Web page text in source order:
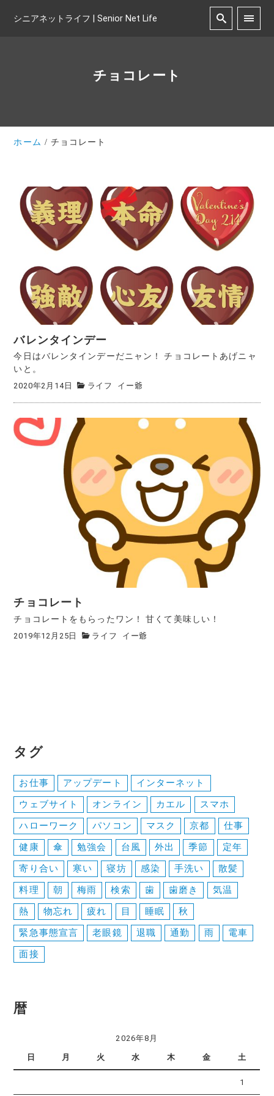
シニアネットライフ | Senior Net Life
チョコレート
ホーム チョコレート
バレンタインデー
今日はバレンタインデーだニャン！ チョコレートあげニャ
いと。
2020年2月14日 ライフ イー爺
チョコレート
チョコレートをもらったワン！ 甘くて美味しい！
2019年12月25日 ライフ イー爺
タグ
お仕事 アップデート
インターネット
ウェブサイト
オンライン カエル
スマホ
ハローワーク
パソコン マスク 京都
仕事
健康
傘 勉強会 台風 外出 季節
定年
寄り合い
寒い 寝坊 感染 手洗い
散髪
料理
朝 梅雨 検索 歯 歯磨き
気温
熱
物忘れ 疲れ 目 睡眠
秋
緊急事態宣言
老眼鏡 退職 通勤 雨
電車
面接
暦
2026年8月
日 月 火 水 木 金 土
1